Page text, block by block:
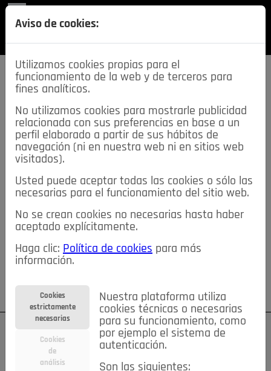
SECCIONES
descarga esta
REVISTA
≡NOTICIAS
NOTICIAS SERVICIOS DE INTERÉS
TABLÓN DE ANUNCIOS MIS ANUNCIOS CONTACTO
NOSOTROS
Su cuenta Regístrese ¿Olvidó su contraseña?
Aviso de cookies:
Utilizamos cookies propias para el
funcionamiento de la web y de terceros para
fines analíticos.
No utilizamos cookies para mostrarle publicidad
relacionada con sus preferencias en base a un
perfil elaborado a partir de sus hábitos de
navegación (ni en nuestra web ni en sitios web
visitados).
Usted puede aceptar todas las cookies o sólo las
necesarias para el funcionamiento del sitio web.
No se crean cookies no necesarias hasta haber
aceptado explícitamente.
Haga clic: Política de cookies para más
información.
Cookies
estrictamente
necesarias
Cookies
de
análisis
Nuestra plataforma utiliza
cookies técnicas o necesarias
para su funcionamiento, como
por ejemplo el sistema de
autenticación.
Son las siguientes: